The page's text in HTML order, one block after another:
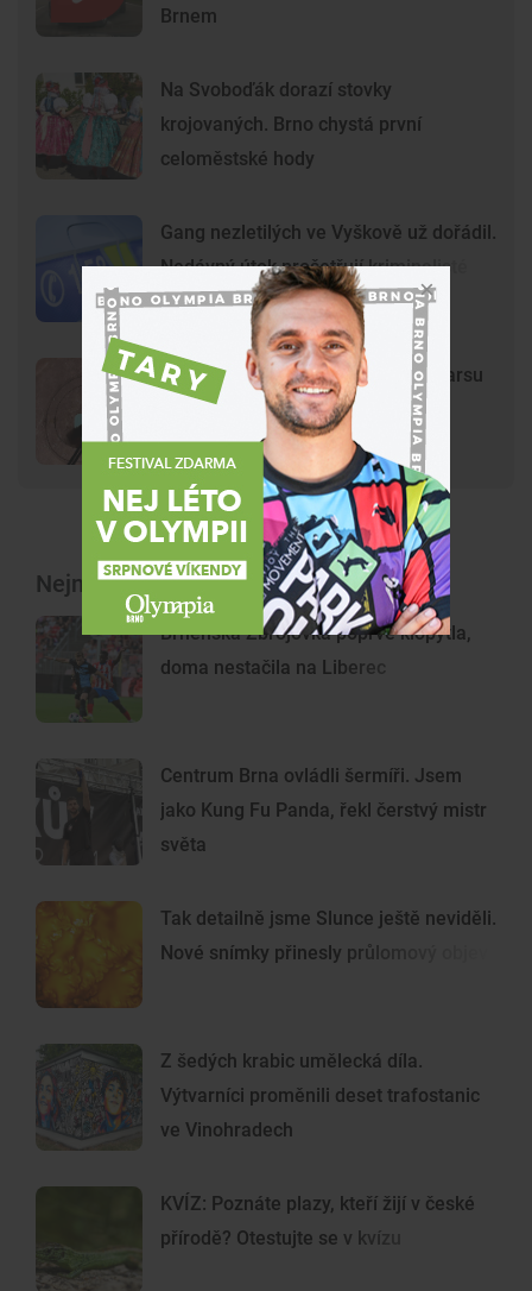
Brnem
Na Svoboďák dorazí stovky
krojovaných. Brno chystá první
celoměstské hody
Gang nezletilých ve Vyškově už dořádil.
Nedávný útok prošetřují kriminalisté
Mladí vandalové poničili model Marsu
na Kraví hoře. Hvězdárna zařídila
náhradu
Nejnovější články
Brněnská Zbrojovka poprvé klopýtla,
doma nestačila na Liberec
Centrum Brna ovládli šermíři. Jsem
jako Kung Fu Panda, řekl čerstvý mistr
světa
Tak detailně jsme Slunce ještě neviděli.
Nové snímky přinesly průlomový objev
Z šedých krabic umělecká díla.
Výtvarníci proměnili deset trafostanic
ve Vinohradech
KVÍZ: Poznáte plazy, kteří žijí v české
přírodě? Otestujte se v kvízu